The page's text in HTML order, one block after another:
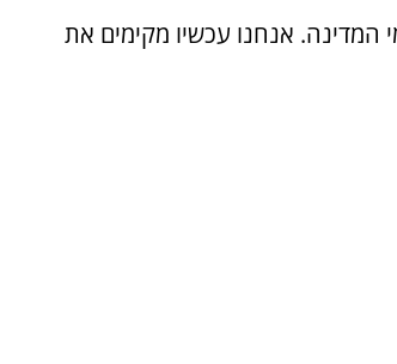
המדינה. אנחנו עכשיו מקימים את